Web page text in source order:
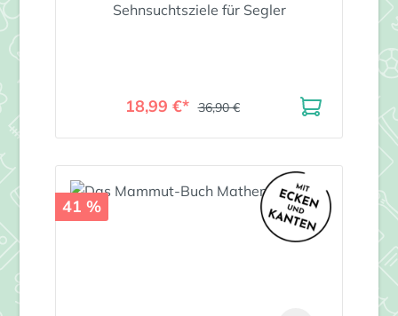
Sehnsuchtsziele für Segler
18,99 €* 36,90 €
41 %